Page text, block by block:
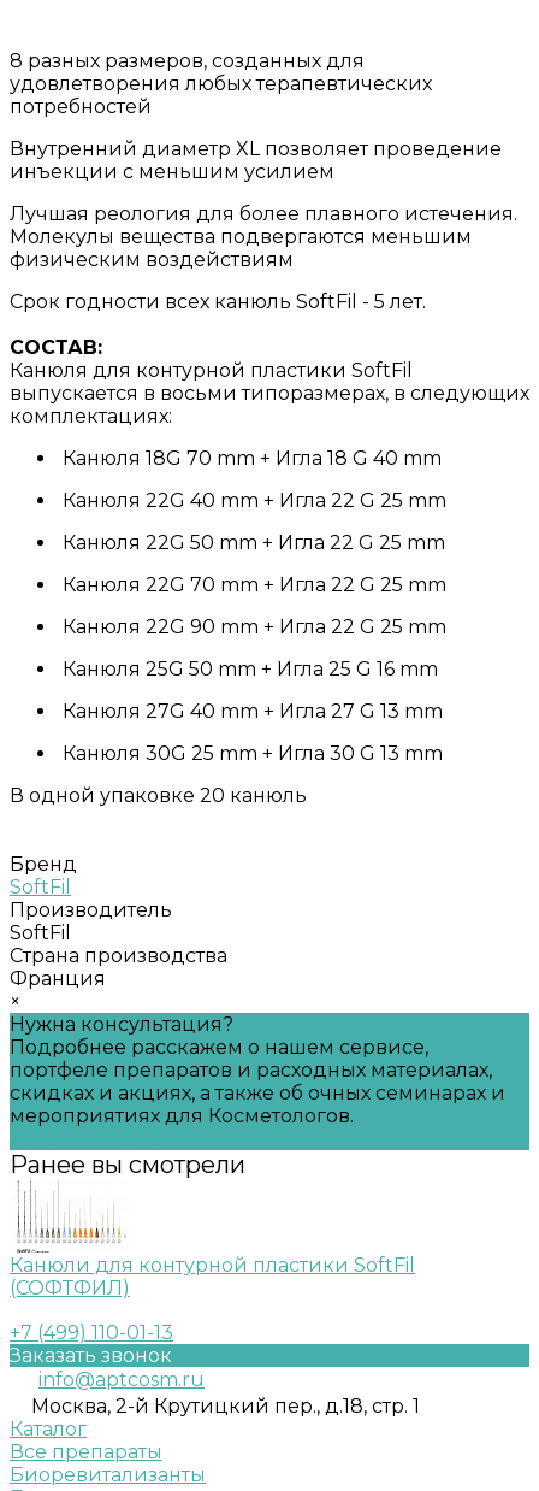
8 разных размеров, созданных для
удовлетворения любых терапевтических
потребностей
Внутренний диаметр XL позволяет проведение
инъекции с меньшим усилием
Лучшая реология для более плавного истечения.
Молекулы вещества подвергаются меньшим
физическим воздействиям
Срок годности всех канюль SoftFil - 5 лет.
СОСТАВ:
Канюля для контурной пластики SoftFil
выпускается в восьми типоразмерах, в следующих
комплектациях:
Канюля 18G 70 mm + Игла 18 G 40 mm
Канюля 22G 40 mm + Игла 22 G 25 mm
Канюля 22G 50 mm + Игла 22 G 25 mm
Канюля 22G 70 mm + Игла 22 G 25 mm
Канюля 22G 90 mm + Игла 22 G 25 mm
Канюля 25G 50 mm + Игла 25 G 16 mm
Канюля 27G 40 mm + Игла 27 G 13 mm
Канюля 30G 25 mm + Игла 30 G 13 mm
В одной упаковке 20 канюль
Бренд
SoftFil
Производитель
SoftFil
Страна производства
Франция
×
Нужна консультация?
Подробнее расскажем о нашем сервисе,
портфеле препаратов и расходных материалах,
скидках и акциях, а также об очных семинарах и
мероприятиях для Косметологов.
Ранее вы смотрели
Канюли для контурной пластики SoftFil
(СОФТФИЛ)
+7 (499) 110-01-13
Заказать звонок
info@aptcosm.ru
Москва, 2-й Крутицкий пер., д.18, стр. 1
Каталог
Все препараты
Биоревитализанты